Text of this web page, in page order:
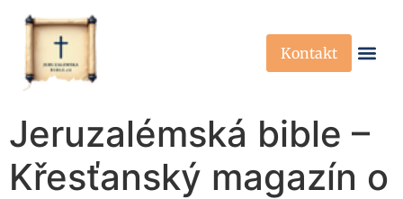
Kontakt
Jeruzalémská bible –
Křesťanský magazín o